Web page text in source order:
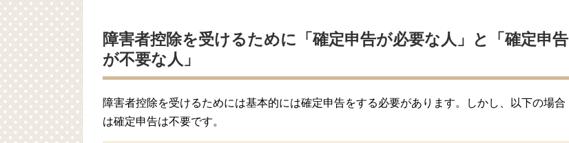
障害者控除を受けるために「確定申告が必要な人」と「確定申告
が不要な人」
障害者控除を受けるためには基本的には確定申告をする必要があります。しかし、以下の場合
は確定申告は不要です。